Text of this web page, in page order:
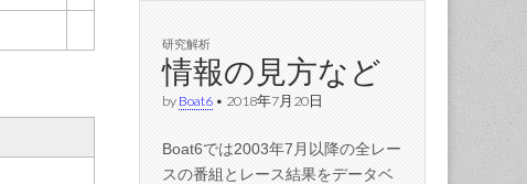
研究解析
情報の見方など
by Boat6 • 2018年7月20日
Boat6では2003年7月以降の全レー
スの番組とレース結果をデータベ